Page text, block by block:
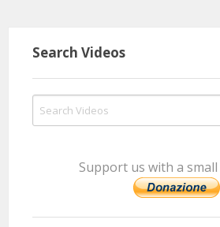
Search Videos
Support us with a